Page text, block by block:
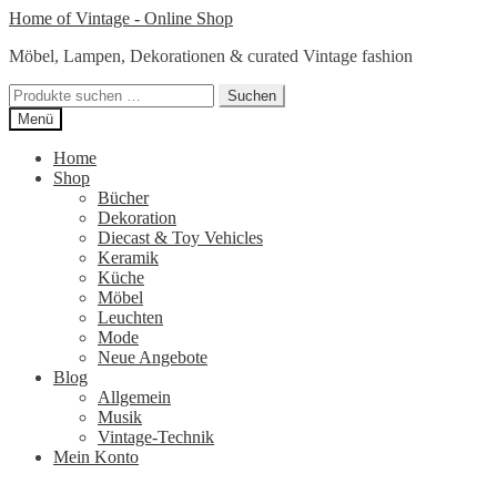
Zur
springen
Zum
springen
Home of Vintage - Online Shop
Möbel, Lampen, Dekorationen & curated Vintage fashion
Suchen
nach:
Suchen
Menü
Home
Shop
Bücher
Dekoration
Diecast & Toy Vehicles
Keramik
Küche
Möbel
Leuchten
Mode
Neue Angebote
Blog
Allgemein
Musik
Vintage-Technik
Mein Konto